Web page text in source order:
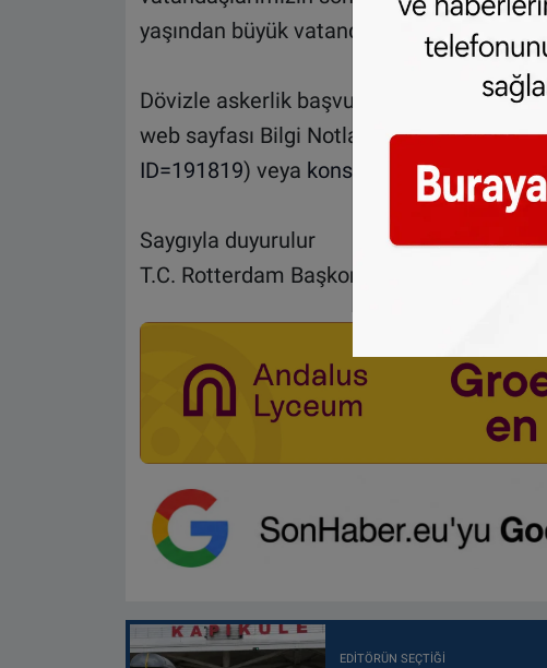
yaşından büyük vatandaşlarımız 2017
Dövizle askerlik başvurusu için gerekli
web sayfası Bilgi Notları (
http://
ID=191819) veya konsolosluk.gov.tr
Saygıyla duyurulur
T.C. Rotterdam Başkonsolosluğu
EDITÖRÜN SEÇTIĞI